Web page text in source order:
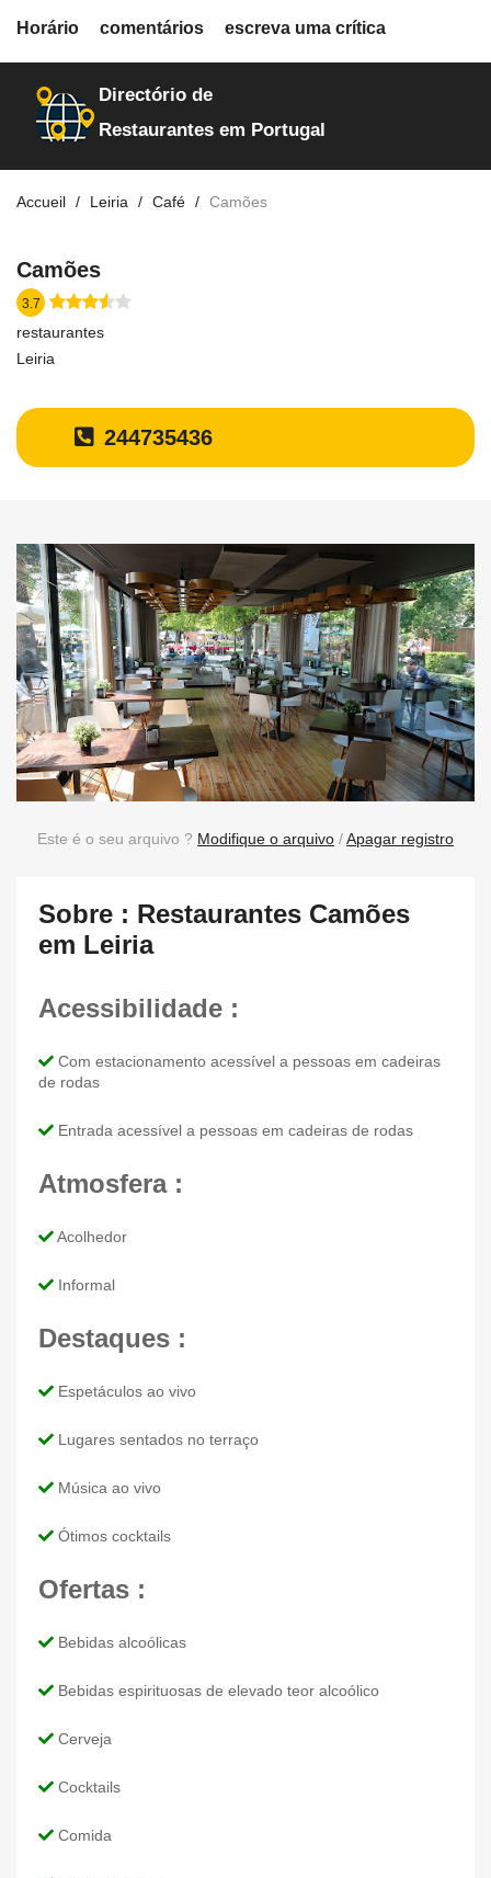
restaurantes
Directório de
Restaurantes em Portugal
Accueil Leiria Café Camões
Camões
3.7
restaurantes
Leiria
244735436
Horário comentários escreva uma crítica
Este é o seu arquivo ? Modifique o arquivo /Apagar registro
Sobre : Restaurantes Camões
em Leiria
Acessibilidade :
Com estacionamento acessível a pessoas em cadeiras
de rodas
Entrada acessível a pessoas em cadeiras de rodas
Atmosfera :
Acolhedor
Informal
Destaques :
Espetáculos ao vivo
Lugares sentados no terraço
Música ao vivo
Ótimos cocktails
Ofertas :
Bebidas alcoólicas
Bebidas espirituosas de elevado teor alcoólico
Cerveja
Cocktails
Comida